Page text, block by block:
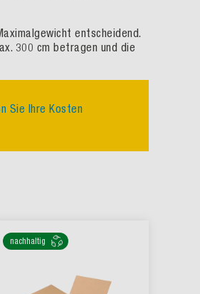
entscheidend.
300 cm betragen und die
Sie Ihre Kosten
nachhaltig